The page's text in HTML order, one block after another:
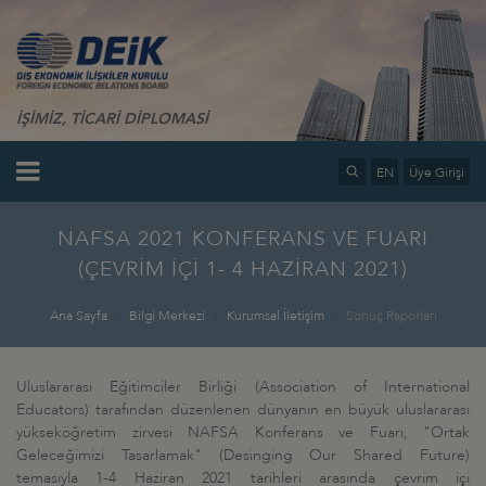
İŞİMİZ, TİCARİ DİPLOMASİ
EN Üye Girişi
NAFSA 2021 KONFERANS VE FUARI
(ÇEVRİM İÇİ 1- 4 HAZİRAN 2021)
Ana Sayfa Bilgi Merkezi Kurumsal İletişim Sonuç Raporları
Uluslararası Eğitimciler Birliği (Association of International
Educators) tarafından düzenlenen dünyanın en büyük uluslararası
yükseköğretim zirvesi NAFSA Konferans ve Fuarı, "Ortak
Geleceğimizi Tasarlamak" (Desinging Our Shared Future)
temasıyla 1-4 Haziran 2021 tarihleri arasında çevrim içi